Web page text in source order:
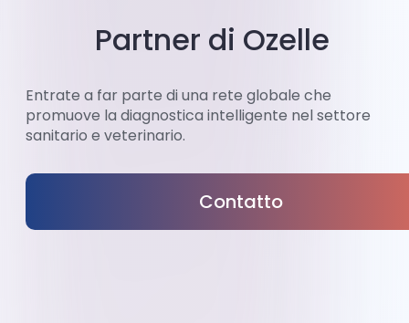
Partner di Ozelle
Entrate a far parte di una rete globale che
promuove la diagnostica intelligente nel settore
sanitario e veterinario.
Contatto